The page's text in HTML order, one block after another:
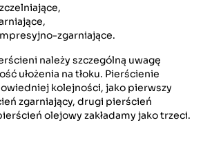
zgarniające.
należy szczególną uwagę
ułożenia na tłoku. Pierścienie
kolejności, jako pierwszy
zgarniający, drugi pierścień
olejowy zakładamy jako trzeci.